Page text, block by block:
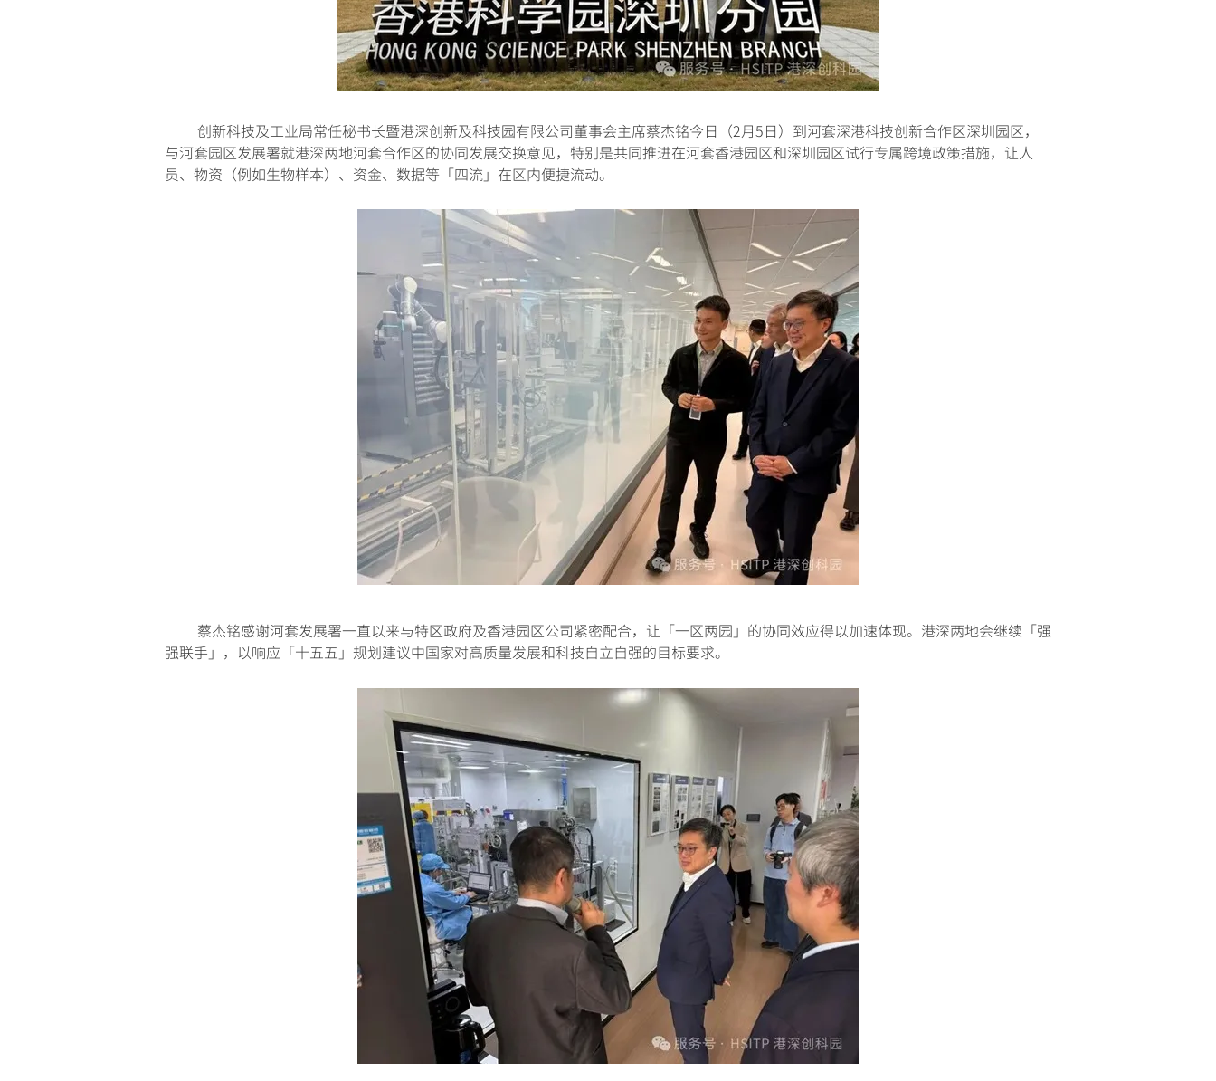
创新科技及工业局常任秘书长暨港深创新及科技园有限公司董事会主席蔡杰铭今日（2月5日）到河套深港科技创新合作区深圳园区，
与河套园区发展署就港深两地河套合作区的协同发展交换意见，特别是共同推进在河套香港园区和深圳园区试行专属跨境政策措施，让人
员、物资（例如生物样本）、资金、数据等「四流」在区内便捷流动。
蔡杰铭感谢河套发展署一直以来与特区政府及香港园区公司紧密配合，让「一区两园」的协同效应得以加速体现。港深两地会继续「强
强联手」，以响应「十五五」规划建议中国家对高质量发展和科技自立自强的目标要求。